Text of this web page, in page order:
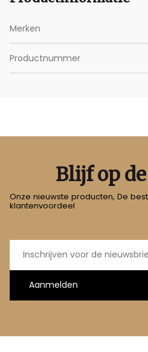
Merken
Productnummer
Blijf op
Onze nieuwste producten, De
klantenvoordeel
E-
mailadres
Aanmelden